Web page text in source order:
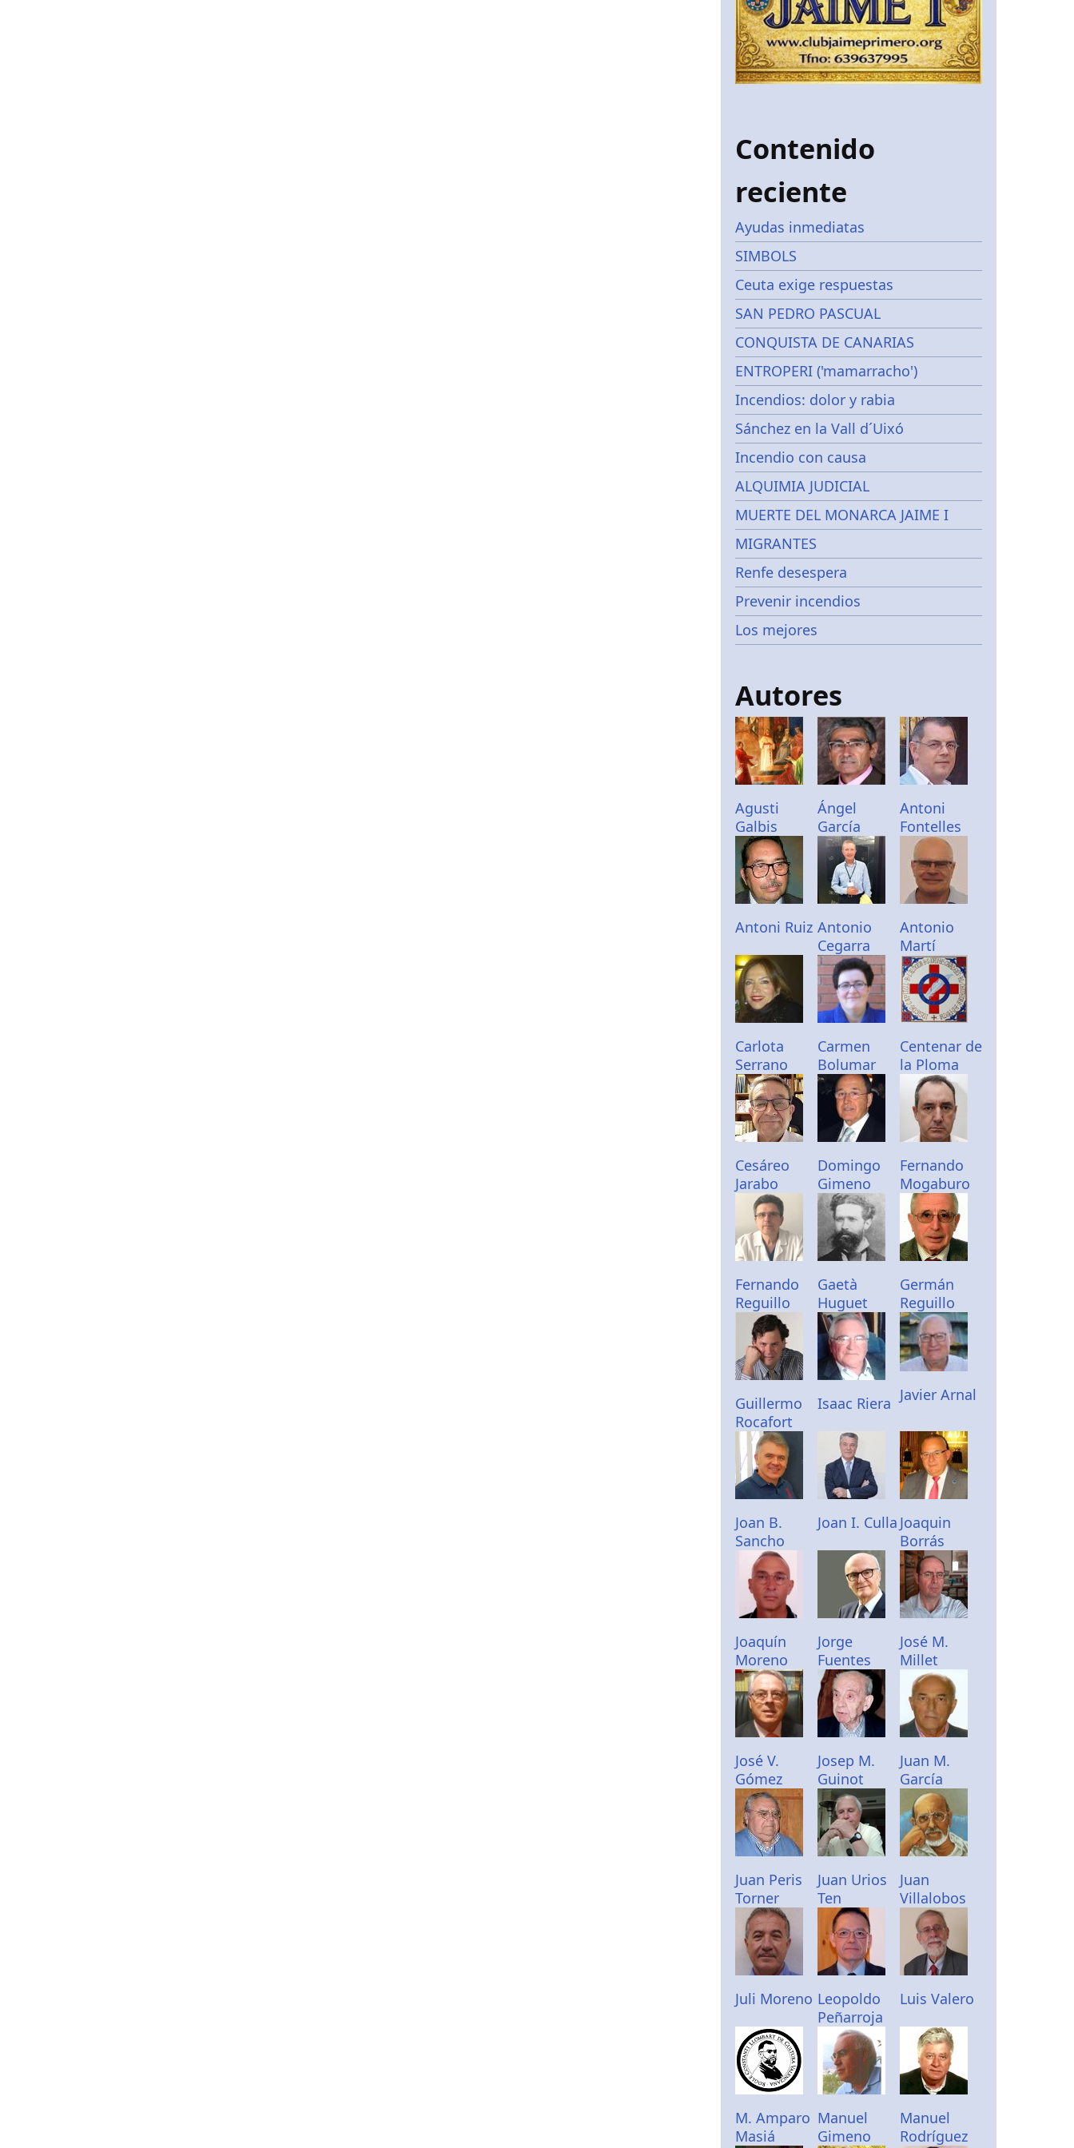
Contenido
reciente
Ayudas inmediatas
SIMBOLS
Ceuta exige respuestas
SAN PEDRO PASCUAL
CONQUISTA DE CANARIAS
ENTROPERI ('mamarracho')
Incendios: dolor y rabia
Sánchez en la Vall d´Uixó
Incendio con causa
ALQUIMIA JUDICIAL
MUERTE DEL MONARCA JAIME I
MIGRANTES
Renfe desespera
Prevenir incendios
Los mejores
Autores
Agusti
Galbis
Ángel
García
Antoni
Fontelles
Antoni Ruiz Antonio
Cegarra
Antonio
Martí
Carlota
Serrano
Carmen
Bolumar
Centenar de
la Ploma
Cesáreo
Jarabo
Domingo
Gimeno
Fernando
Mogaburo
Fernando
Reguillo
Gaetà
Huguet
Germán
Reguillo
Guillermo
Rocafort
Isaac Riera Javier Arnal
Joan B.
Sancho
Joan I. Culla Joaquin
Borrás
Joaquín
Moreno
Jorge
Fuentes
José M.
Millet
José V.
Gómez
Josep M.
Guinot
Juan M.
García
Juan Peris
Torner
Juan Urios
Ten
Juan
Villalobos
Juli Moreno Leopoldo
Peñarroja
Luis Valero
M. Amparo
Masiá
Manuel
Gimeno
Manuel
Rodríguez